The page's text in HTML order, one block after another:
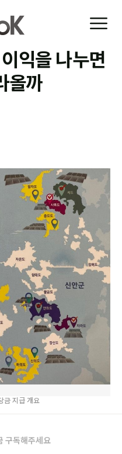
익을 나누면
올까
금 지급 개요
구독해주세요